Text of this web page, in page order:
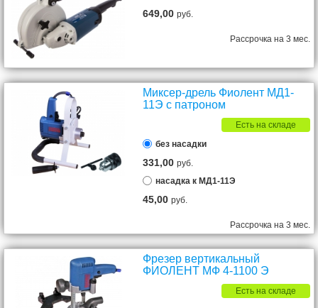
649,00руб.
Рассрочка на 3 мес.
Миксер-дрель Фиолент МД1-
11Э с патроном
Есть на складе
без насадки
331,00руб.
насадка к МД1-11Э
45,00руб.
Рассрочка на 3 мес.
Фрезер вертикальный
ФИОЛЕНТ МФ 4-1100 Э
Есть на складе